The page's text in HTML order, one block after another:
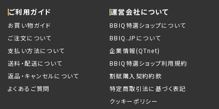
ご利用ガイド
お買い物ガイド
ご注文について
支払い方法について
送料・配送について
返品・キャンセルについて
よくあるご質問
運営会社について
BBIQ特選ショップについて
BBIQ.JPについて
企業情報(QTnet)
BBIQ特選ショップ利用規約
割賦購入契約約款
特定商取引法に基づく表記
クッキーポリシー